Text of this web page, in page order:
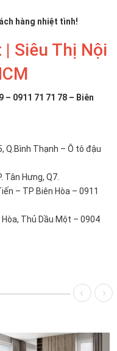
hàng nhiệt tình!
Siêu Thị Nội
– 0911 71 71 78 – Biên
Q.Bình Thạnh – Ô tô đậu
Tân Hưng, Q7.
– TP Biên Hòa – 0911
Thủ Dầu Một – 0904